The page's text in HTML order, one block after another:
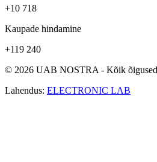
+10 718
Kaupade hindamine
+119 240
© 2026 UAB NOSTRA - Kõik
Lahendus: ELECTRONIC LAB